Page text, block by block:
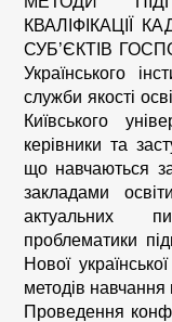
КВАЛІФІКАЦІЇ
СУБ’ЄКТІВ
Українського
служби якості
Київського
керівники та
що навчаються
закладами
актуальних
проблематики
Нової
методів навчання
Проведення